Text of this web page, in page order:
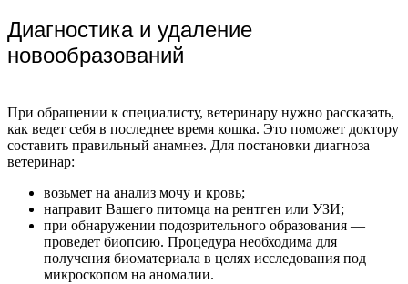
Диагностика и удаление
новообразований
При обращении к специалисту, ветеринару нужно рассказать,
как ведет себя в последнее время кошка. Это поможет доктору
составить правильный анамнез. Для постановки диагноза
ветеринар:
возьмет на анализ мочу и кровь;
направит Вашего питомца на рентген или УЗИ;
при обнаружении подозрительного образования —
проведет биопсию. Процедура необходима для
получения биоматериала в целях исследования под
микроскопом на аномалии.